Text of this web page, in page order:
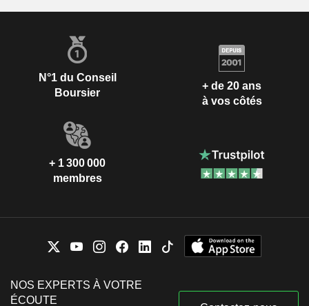
N°1 du Conseil
Boursier
+ de 20 ans
à vos côtés
+ 1 300 000
membres
NOS EXPERTS À VOTRE
ÉCOUTE